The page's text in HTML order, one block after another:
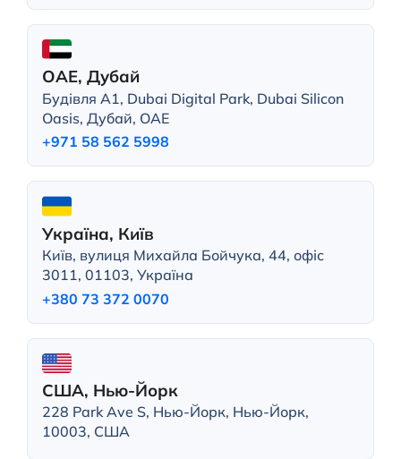
ОАЕ, Дубай
Будівля A1, Dubai Digital Park, Dubai Silicon
Oasis, Дубай, ОАЕ
+971 58 562 5998
Україна, Київ
Київ, вулиця Михайла Бойчука, 44, офіс
3011, 01103, Україна
+380 73 372 0070
США, Нью-Йорк
228 Park Ave S, Нью-Йорк, Нью-Йорк,
10003, США